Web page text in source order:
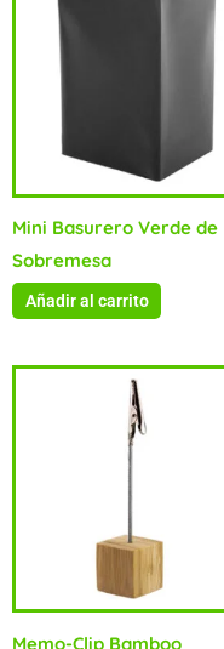
Mini Basurero Verde de
Sobremesa
Añadir al carrito
Memo-Clip Bamboo